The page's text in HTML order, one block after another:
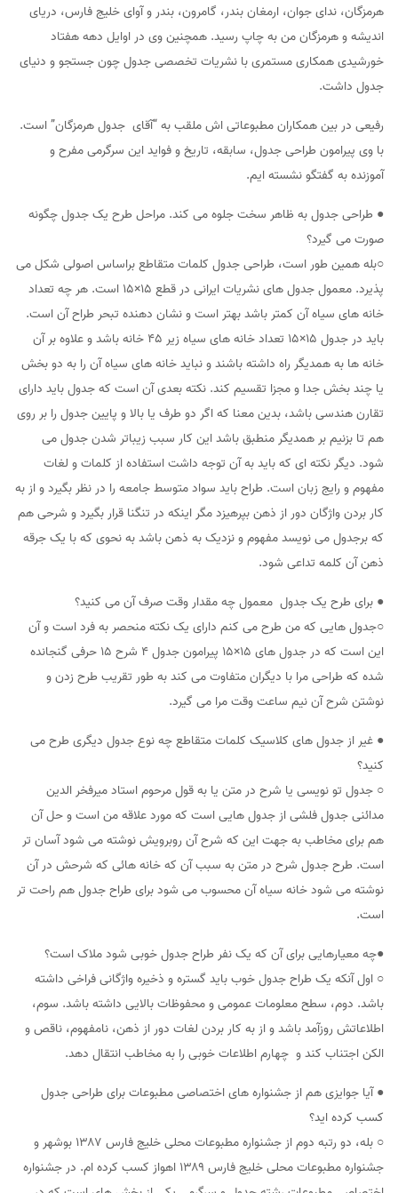
هرمزگان، ندای جوان، ارمغان بندر، گامرون، بندر و آوای خلیج فارس، دریای
اندیشه و هرمزگان من به چاپ رسید. همچنین وی در اوایل دهه هفتاد
خورشیدی همکاری مستمری با نشریات تخصصی جدول چون جستجو و دنیای
جدول داشت.
رفیعی در بین همکاران مطبوعاتی اش ملقب به “آقای جدول هرمزگان” است.
با وی پیرامون طراحی جدول، سابقه، تاریخ و فواید این سرگرمی مفرح و
آموزنده به گفتگو نشسته ایم.
● طراحی جدول به ظاهر سخت جلوه می کند. مراحل طرح یک جدول چگونه
صورت می گیرد؟
○بله همین طور است، طراحی جدول کلمات متقاطع براساس اصولی شکل می
پذیرد. معمول جدول های نشریات ایرانی در قطع ۱۵×۱۵ است. هر چه تعداد
خانه های سیاه آن کمتر باشد بهتر است و نشان دهنده تبحر طراح آن است.
باید در جدول ۱۵×۱۵ تعداد خانه های سیاه زیر ۴۵ خانه باشد و علاوه بر آن
خانه ها به همدیگر راه داشته باشند و نباید خانه های سیاه آن را به دو بخش
یا چند بخش جدا و مجزا تقسیم کند. نکته بعدی آن است که جدول باید دارای
تقارن هندسی باشد، بدین معنا که اگر دو طرف یا بالا و پایین جدول را بر روی
هم تا بزنیم بر همدیگر منطبق باشد این کار سبب زیباتر شدن جدول می
شود. دیگر نکته ای که باید به آن توجه داشت استفاده از کلمات و لغات
مفهوم و رایج زبان است. طراح باید سواد متوسط جامعه را در نظر بگیرد و از به
کار بردن واژگان دور از ذهن بپرهیزد مگر اینکه در تنگنا قرار بگیرد و شرحی هم
که برجدول می نویسد مفهوم و نزدیک به ذهن باشد به نحوی که با یک جرقه
ذهن آن کلمه تداعی شود.
● برای طرح یک جدول معمول چه مقدار وقت صرف آن می کنید؟
○جدول هایی که من طرح می کنم دارای یک نکته منحصر به فرد است و آن
این است که در جدول های ۱۵×۱۵ پیرامون جدول ۴ شرح ۱۵ حرفی گنجانده
شده که طراحی مرا با دیگران متفاوت می کند به طور تقریب طرح زدن و
نوشتن شرح آن نیم ساعت وقت مرا می گیرد.
● غیر از جدول های کلاسیک کلمات متقاطع چه نوع جدول دیگری طرح می
کنید؟
○ جدول تو نویسی یا شرح در متن یا به قول مرحوم استاد میرفخر الدین
مدائنی جدول فلشی از جدول هایی است که مورد علاقه من است و حل آن
هم برای مخاطب به جهت این که شرح آن روبرویش نوشته می شود آسان تر
است. طرح جدول شرح در متن به سبب آن که خانه هائی که شرحش در آن
نوشته می شود خانه سیاه آن محسوب می شود برای طراح جدول هم راحت تر
است.
●چه معیارهایی برای آن که یک نفر طراح جدول خوبی شود ملاک است؟
○ اول آنکه یک طراح جدول خوب باید گستره و ذخیره واژگانی فراخی داشته
باشد. دوم، سطح معلومات عمومی و محفوظات بالایی داشته باشد. سوم،
اطلاعاتش روزآمد باشد و از به کار بردن لغات دور از ذهن، نامفهوم، ناقص و
الکن اجتناب کند و چهارم اطلاعات خوبی را به مخاطب انتقال دهد.
● آیا جوایزی هم از جشنواره های اختصاصی مطبوعات برای طراحی جدول
کسب کرده اید؟
○ بله، دو رتبه دوم از جشنواره مطبوعات محلی خلیج فارس ۱۳۸۷ بوشهر و
جشنواره مطبوعات محلی خلیج فارس ۱۳۸۹ اهواز کسب کرده ام. در جشنواره